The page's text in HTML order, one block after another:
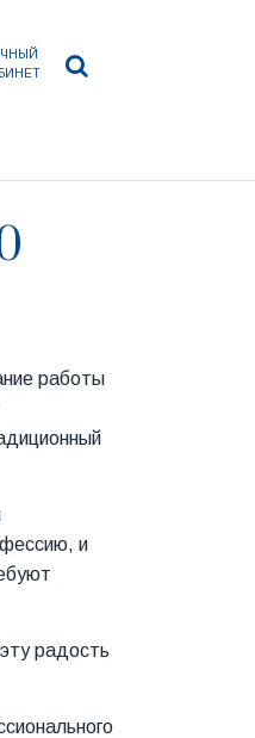
работы
и
радость